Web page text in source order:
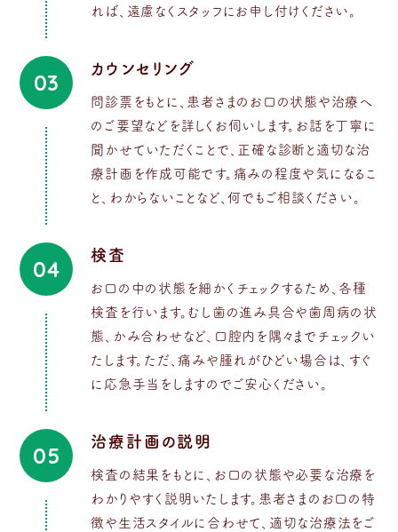
れば、遠慮なくスタッフにお申し付けください。
03
カウンセリング
問診票をもとに、患者さまのお口の状態や治療へ
のご要望などを詳しくお伺いします。お話を丁寧に
聞かせていただくことで、正確な診断と適切な治
療計画を作成可能です。痛みの程度や気になるこ
と、わからないことなど、何でもご相談ください。
04
検査
お口の中の状態を細かくチェックするため、各種
検査を行います。むし歯の進み具合や歯周病の状
態、かみ合わせなど、口腔内を隅々までチェックい
たします。ただ、痛みや腫れがひどい場合は、すぐ
に応急手当をしますのでご安心ください。
05
治療計画の説明
検査の結果をもとに、お口の状態や必要な治療を
わかりやすく説明いたします。患者さまのお口の特
徴や生活スタイルに合わせて、適切な治療法をご